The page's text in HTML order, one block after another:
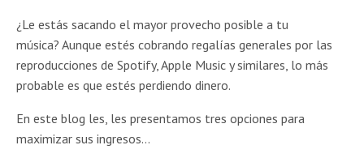
¿Le estás sacando el mayor provecho posible a tu
música? Aunque estés cobrando regalías generales por las
reproducciones de Spotify, Apple Music y similares, lo más
probable es que estés perdiendo dinero.
En este blog les, les presentamos tres opciones para
maximizar sus ingresos…